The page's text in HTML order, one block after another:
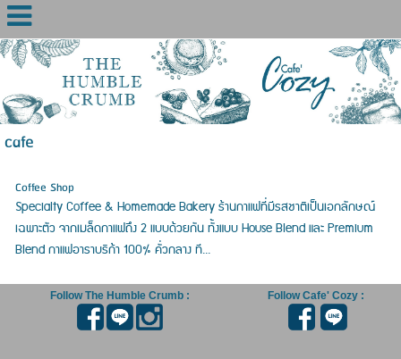
cafe
Coffee Shop
Specialty Coffee & Homemade Bakery ร้านกาแฟที่มีรสชาติเป็นเอกลักษณ์
เฉพาะตัว จากเมล็ดกาแฟถึง 2 แบบด้วยกัน ทั้งแบบ House Blend และ Premium
Blend กาแฟอาราบริก้า 100% คั่วกลาง ที...
Follow The Humble Crumb : Follow Cafe' Cozy :